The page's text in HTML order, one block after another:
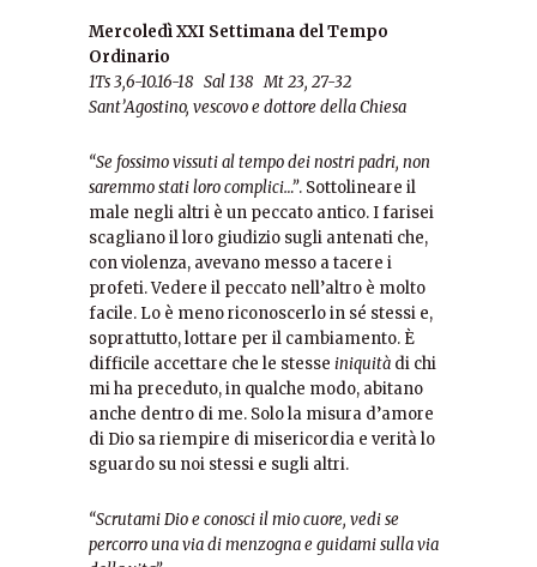
MercoledìXXI Settimana del Tempo
Ordinario
1Ts 3,6-10.16-18 Sal 138 Mt 23, 27-32
Sant’Agostino, vescovo e dottore della Chiesa
“Se fossimo vissuti al tempo dei nostri padri, non
saremmo stati loro complici…”. Sottolineare il
male negli altri è un peccato antico. I farisei
scagliano il loro giudizio sugli antenati che,
con violenza, avevano messo a tacere i
profeti. Vedere il peccato nell’altro è molto
facile. Lo è meno riconoscerlo in sé stessi e,
soprattutto, lottare per il cambiamento. È
difficile accettare che le stesse iniquità di chi
mi ha preceduto, in qualche modo, abitano
anche dentro di me. Solo la misura d’amore
di Dio sa riempire di misericordia e verità lo
sguardo su noi stessi e sugli altri.
“Scrutami Dio e conosci il mio cuore, vedi se
percorro una via di menzogna e guidami sulla via